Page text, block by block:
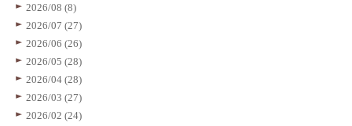
2026/08 (8)
2026/07 (27)
2026/06 (26)
2026/05 (28)
2026/04 (28)
2026/03 (27)
2026/02 (24)